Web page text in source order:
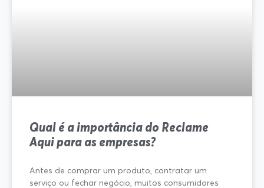
Qual é a importância do Reclame
Aqui para as empresas?
Antes de comprar um produto, contratar um
serviço ou fechar negócio, muitos consumidores